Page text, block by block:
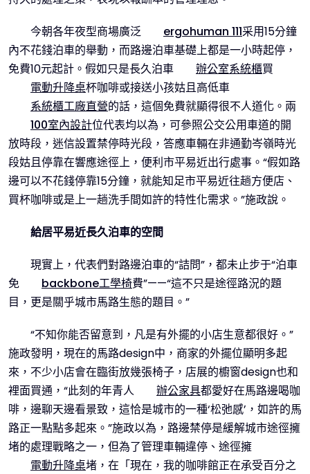
今朝各年夜型商場廣泛 ergohuman 111采用15分鐘
內不花錢泊車的舉動，而路邊泊車基礎上都是一小時起停，
免費10元起計。假如只是長久泊車
辦公室系統櫃買
電動升降桌杯咖啡或接送小孩姑且高低車
系統櫃工廠直營的話，這個免費就顯得很不人道化。兩
100室內設計位代表均以為，可參照公交公用車道的開
放時段，迷信設置禁停時光段，答應車輛在非通勤岑嶺時光
段姑且停靠在響應途徑上，便利市平易近出行處事。“假如路
邊可以不花錢停靠15分鐘，就能知足市平易近往趟方便店、
買杯咖啡或是上一趟洗手間如許的特性化需求。”施政說。
給居平易近長久泊車的空間
現實上，代表們對路邊泊車的“詰問”，都未止步于“泊車
免
backbone工學椅費”——“這不只是途徑路況的題
目，更是關乎城市馬路生態的題目。”
“不知你能否留意到，凡是有外擺的小店生意都很好。”
施政發明，現在的馬路design中，商家的外擺位顯明多起
來，不少小店會在臨街放幾張椅子，店展的櫥窗design也和
裡面買通，“此刻的年青人
辦公家具都愛好在馬路邊喝咖
啡，邊聊天邊看景致，這恰是城市的一種‘松弛感’，如許的馬
路正一點點多起來。”施政以為，路邊禁停是緩解城市途徑擁
堵的處理戰略之一，但為了管理車輛違停、途徑擁
電動升降桌堵，在「現在，我的咖啡館正在承受百分之